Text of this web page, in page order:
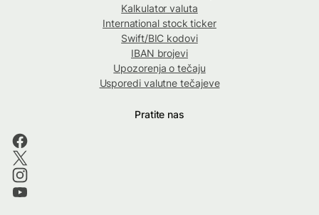
Kalkulator valuta
International stock ticker
Swift/BIC kodovi
IBAN brojevi
Upozorenja o tečaju
Usporedi valutne tečajeve
Pratite nas